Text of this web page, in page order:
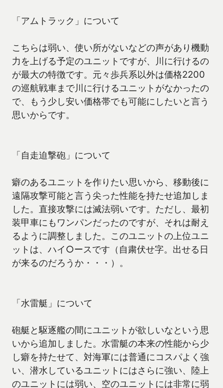
「アムトラック」について
こちらは弱い、使い所がないなどの声があり機動
力を上げる予定のユニットですが、川に行けるの
が最大の特徴です。元々歩兵系以外は価格2200
の巡航戦車まで川に行けるユニットがなかったの
で、もう少し安い価格帯でも可能にしたいと言う
思いからです。
「自走迫撃砲」について
癖のあるユニットを作りたい思いから、移動後に
遠隔攻撃可能と言う尖った性能を持たせ追加しま
した。直接攻撃には滅法弱いです。ただし、最初
装甲車にもワンパンだったのですが、それは耐え
るように調整しました。このユニットの上位ユニ
ットは、ハイ○ースです（自粛伏せ字。出せる日
が来るのだろうか・・・）。
「水雷艇」について
砲艇と駆逐艦の間にユニットが欲しいなという思
いから追加しました。水雷艇の本来の性能から少
し癖を持たせて、対海軍には普通にコスパよく強
い、潜水しているユニットにはさらに強い、陸上
のユニットには弱い、空のユニットには非常に弱